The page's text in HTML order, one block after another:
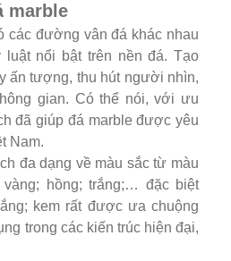
marble
các đường vân đá khác nhau
luật nổi bật trên nền đá. Tạo
ấn tượng, thu hút người nhìn,
gian. Có thể nói, với ưu
đã giúp đá marble được yêu
Nam.
đa dạng về màu sắc từ màu
vàng; hồng; trắng;… đặc biệt
kem rất được ưa chuộng
trong các kiến trúc hiện đại,